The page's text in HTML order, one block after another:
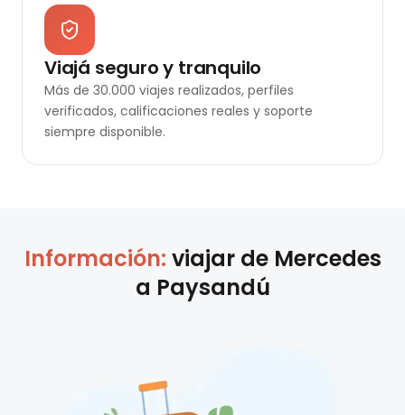
Viajá seguro y tranquilo
Más de 30.000 viajes realizados, perfiles
verificados, calificaciones reales y soporte
siempre disponible.
Información: viajar de Mercedes
a Paysandú